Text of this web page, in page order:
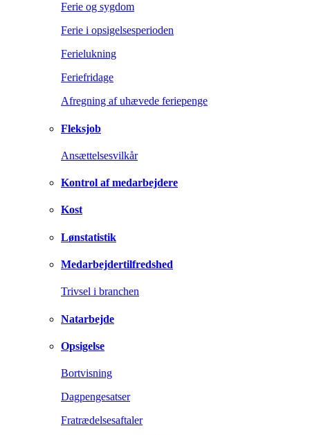
Ferie og sygdom
Ferie i opsigelsesperioden
Ferielukning
Feriefridage
Afregning af uhævede feriepenge
Fleksjob
Ansættelsesvilkår
Kontrol af medarbejdere
Kost
Lønstatistik
Medarbejdertilfredshed
Trivsel i branchen
Natarbejde
Opsigelse
Bortvisning
Dagpengesatser
Fratrædelsesaftaler